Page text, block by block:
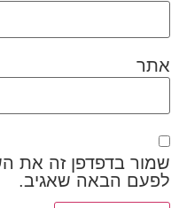
אתר
שמור בדפדפן זה את
לפעם הבאה שאגיב.